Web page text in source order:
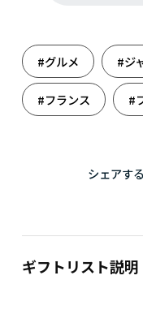
#グルメ #ジ
#フランス #
シェアする
ギフトリスト説明